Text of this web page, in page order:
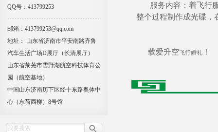
QQ号：413799253
邮箱：413799253@qq.com
地址： 山东省济南市平安南路齐鲁
汽车生活广场D展厅（长清展厅）
山东省莱芜市雪野湖航空科技体育公
园（航空基地）
中国山东济南历下区经十东路奥体中
心（东荷西柳）8号馆
服务内容：着飞行服
整个过程制作成光碟，
载爱升空飞行婚礼 ！